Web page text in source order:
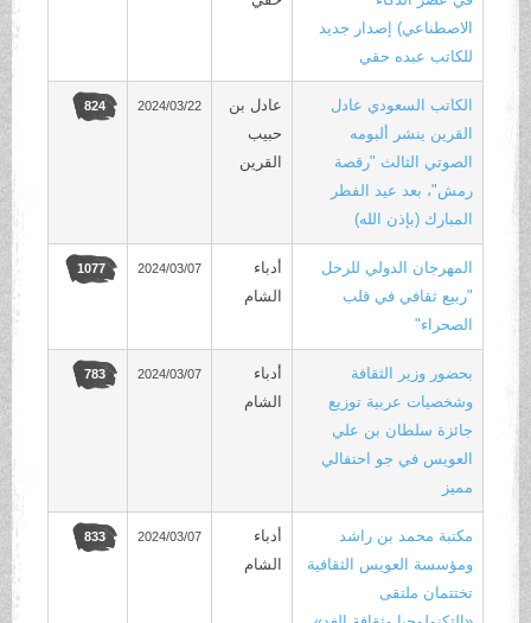
الاصطناعي) إصدار جديد
للكاتب عبده حقي
الكاتب السعودي عادل
القرين ينشر ألبومه
الصوتي الثالث "رقصة
رمش"، بعد عيد الفطر
المبارك (بإذن الله)
عادل بن
حبيب
القرين
2024/03/22
824
المهرجان الدولي للرحل
"ربيع ثقافي في قلب
الصحراء"
أدباء
الشام
2024/03/07
1077
بحضور وزير الثقافة
وشخصيات عربية توزيع
جائزة سلطان بن علي
العويس في جو احتفالي
مميز
أدباء
الشام
2024/03/07
783
مكتبة محمد بن راشد
ومؤسسة العويس الثقافية
تختتمان ملتقى
أدباء
الشام
2024/03/07
833